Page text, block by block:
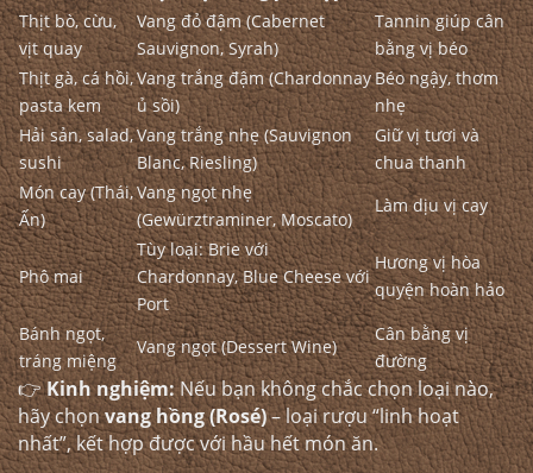
Thịt bò, cừu,
vịt quay
Vang đỏ đậm (Cabernet
Sauvignon, Syrah)
Tannin giúp cân
bằng vị béo
Thịt gà, cá hồi,
pasta kem
Vang trắng đậm (Chardonnay
ủ sồi)
Béo ngậy, thơm
nhẹ
Hải sản, salad,
sushi
Vang trắng nhẹ (Sauvignon
Blanc, Riesling)
Giữ vị tươi và
chua thanh
Món cay (Thái,
Ấn)
Vang ngọt nhẹ
(Gewürztraminer, Moscato)
Làm dịu vị cay
Phô mai
Tùy loại: Brie với
Chardonnay, Blue Cheese với
Port
Hương vị hòa
quyện hoàn hảo
Bánh ngọt,
tráng miệng
Vang ngọt (Dessert Wine)
Cân bằng vị
đường
👉Kinh nghiệm:Nếu bạn không chắc chọn loại nào,
hãy chọnvang hồng (Rosé)– loại rượu “linh hoạt
nhất”, kết hợp được với hầu hết món ăn.